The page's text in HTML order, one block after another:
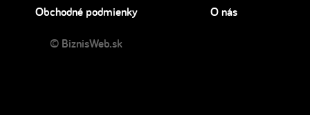
Obchodné podmienky O nás
© BiznisWeb.sk